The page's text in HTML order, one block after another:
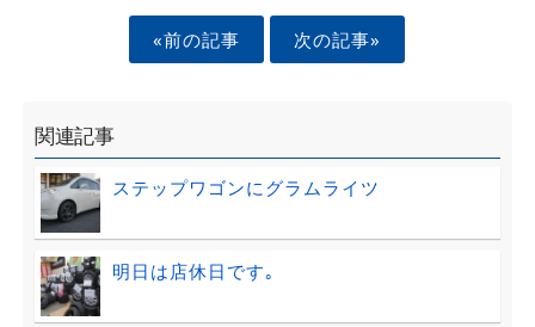
«前の記事 次の記事»
関連記事
ステップワゴンにグラムライツ
明日は店休日です｡